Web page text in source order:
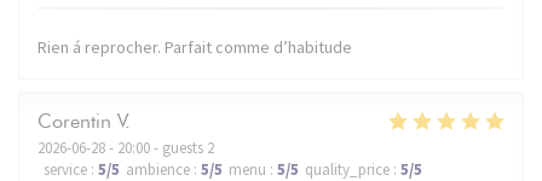
Rien á reprocher. Parfait comme d’habitude
Corentin V
2026-06-28- 20:00 - guests 2
service : 5/5 ambience : 5/5 menu : 5/5 quality_price : 5/5